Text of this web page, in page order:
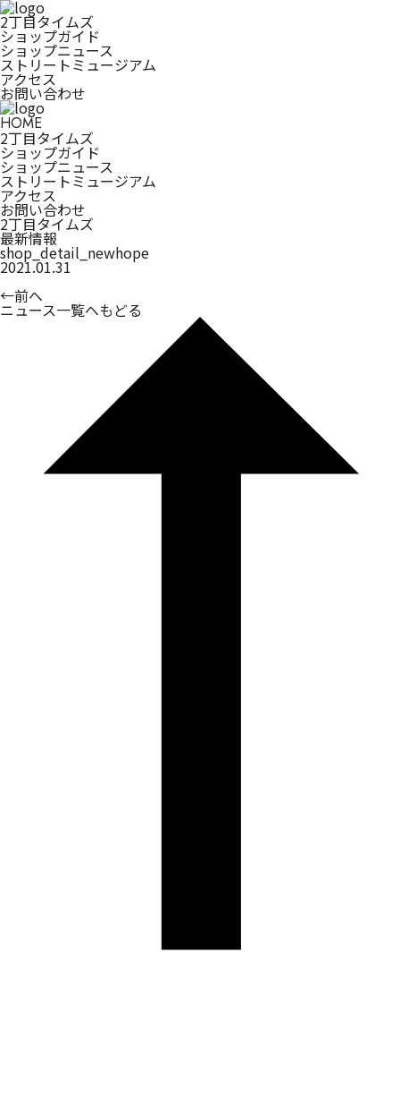
2丁目タイムズ
ショップガイド
ショップニュース
ストリートミュージアム
アクセス
お問い合わせ
HOME
2丁目タイムズ
ショップガイド
ショップニュース
ストリートミュージアム
アクセス
お問い合わせ
2丁目タイムズ
最新情報
shop_detail_newhope
2021.01.31
←前へ
ニュース一覧へもどる